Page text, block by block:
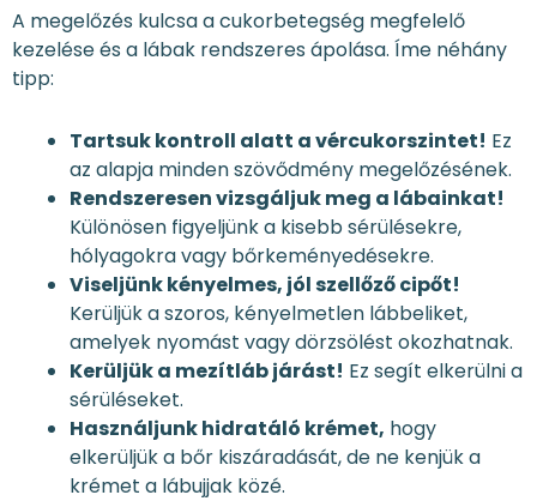
A megelőzés kulcsa a cukorbetegség megfelelő
kezelése és a lábak rendszeres ápolása. Íme néhány
tipp:
Tartsuk kontroll alatt a vércukorszintet! Ez
az alapja minden szövődmény megelőzésének.
Rendszeresen vizsgáljuk meg a lábainkat!
Különösen figyeljünk a kisebb sérülésekre,
hólyagokra vagy bőrkeményedésekre.
Viseljünk kényelmes, jól szellőző cipőt!
Kerüljük a szoros, kényelmetlen lábbeliket,
amelyek nyomást vagy dörzsölést okozhatnak.
Kerüljük a mezítláb járást! Ez segít elkerülni a
sérüléseket.
Használjunk hidratáló krémet, hogy
elkerüljük a bőr kiszáradását, de ne kenjük a
krémet a lábujjak közé.